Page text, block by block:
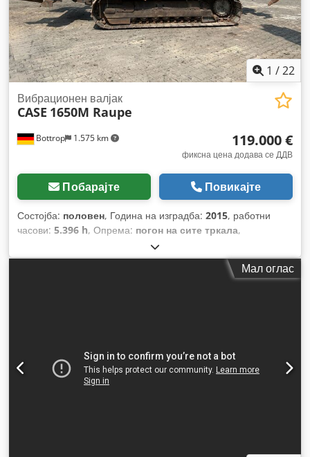
1 /22
Bottrop 1.575 km
Вибрационен валјак
CASE 1650M Raupe
119.000 €
фиксна цена додава се ДДВ
Побарајте Повикајте
Состојба: половен, Година на изградба: 2015, работни
часови: 5.396 h, Опрема: погон на сите тркала,
Мал оглас